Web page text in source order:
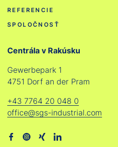
REFERENCIE
SPOLOČNOSŤ
Centrála v Rakúsku
Gewerbepark 1
4751 Dorf an der Pram
+43 7764 20 048 0
office@sgs-industrial.com